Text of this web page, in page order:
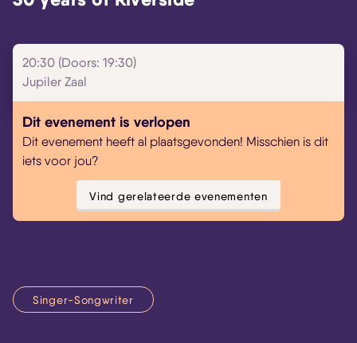
20:30 (Doors: 19:30)
Jupiler Zaal
Dit evenement is verlopen
Dit evenement heeft al plaatsgevonden! Misschien is dit
iets voor jou?
Vind gerelateerde evenementen
Singer-Songwriter